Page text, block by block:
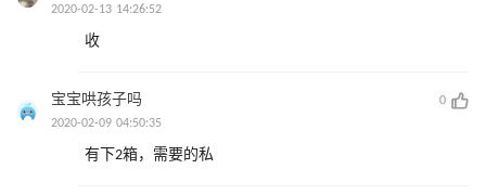
2020-02-13 14:26:52
收
宝宝哄孩子吗
0
2020-02-09 04:50:35
有下2箱，需要的私